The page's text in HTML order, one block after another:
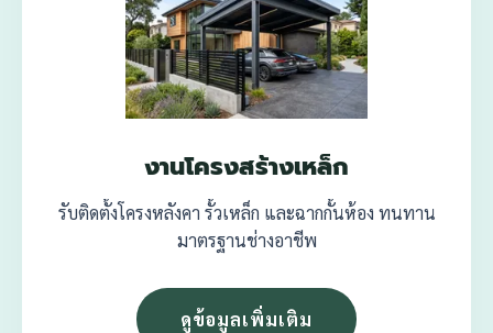
งานโครงสร้างเหล็ก
รับติดตั้งโครงหลังคา รั้วเหล็ก และฉากกั้นห้อง ทนทาน
มาตรฐานช่างอาชีพ
ดูข้อมูลเพิ่มเติม